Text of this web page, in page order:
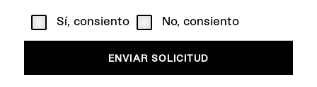
Sí, consiento No, consiento